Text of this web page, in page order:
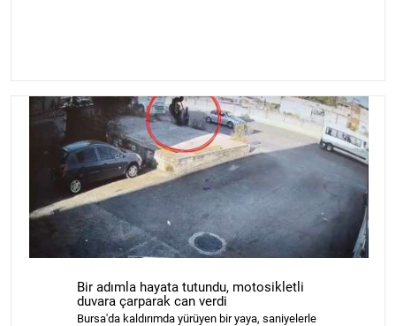
Bir adımla hayata tutundu, motosikletli
duvara çarparak can verdi
Bursa'da kaldırımda yürüyen bir yaya, saniyelerle